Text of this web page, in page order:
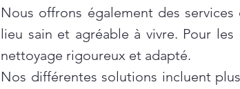
Nous offrons également des services
lieu sain et agréable à vivre. Pour
nettoyage rigoureux et adapté.
Nos différentes solutions incluent